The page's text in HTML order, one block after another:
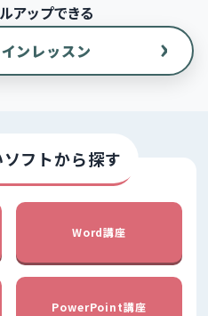
アップできる
ンレッスン
›
フトから探す
Word講座
PowerPoint講座